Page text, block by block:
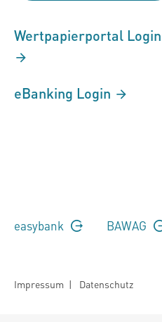
Wertpapierportal Login
eBanking Login
easybank BAWAG
Impressum | Datenschutz